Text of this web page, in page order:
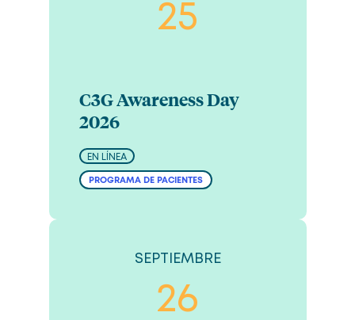
25
C3G Awareness Day
2026
EN LÍNEA
PROGRAMA DE PACIENTES
SEPTIEMBRE
26